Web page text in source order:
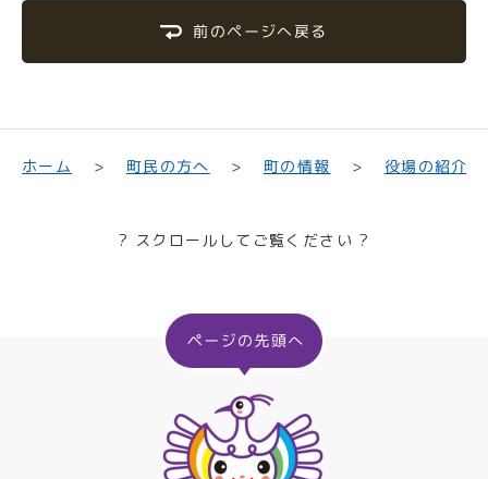
前のページへ戻る
ホーム 町民の方へ 町の情報 役場の紹介
? スクロールしてご覧ください ?